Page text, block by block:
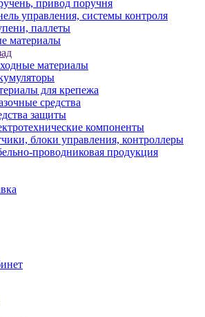
привод поручня
управления, системы контроля
паллеты
материалы
материалы
для крепежа
средства
защиты
компоненты
блоки управления, контроллеры
проводниковая продукция